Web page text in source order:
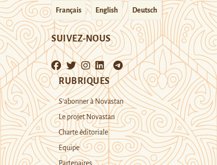
Français English Deutsch
SUIVEZ-NOUS
RUBRIQUES
S’abonner à Novastan
Le projet Novastan
Charte éditoriale
Equipe
Partenaires